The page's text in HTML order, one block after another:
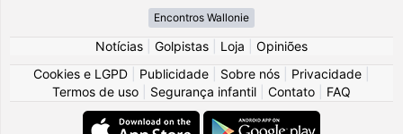
Encontros Wallonie
Notícias Golpistas Loja
Opiniões
Cookies e LGPD
Publicidade Sobre nós Privacidade
Termos de uso
Segurança infantil Contato FAQ